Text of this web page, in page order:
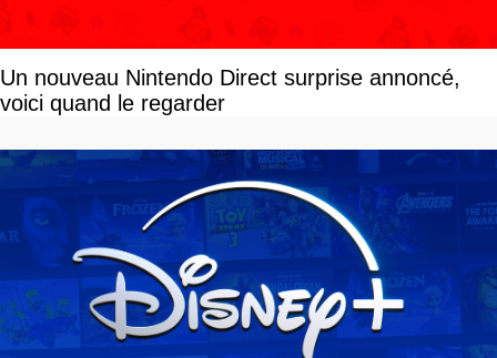
Un nouveau Nintendo Direct surprise annoncé,
voici quand le regarder